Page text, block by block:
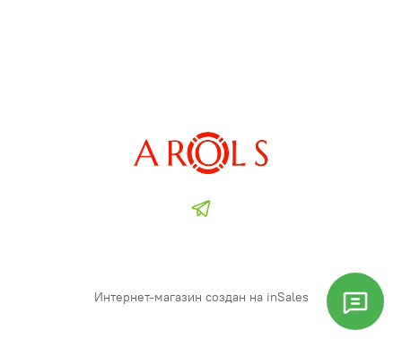
Интернет-магазин создан на inSales